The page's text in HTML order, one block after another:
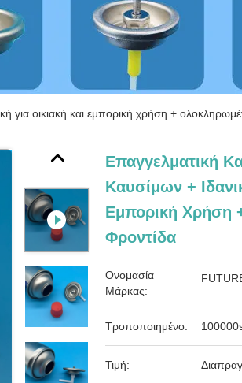
για οικιακή και εμπορική χρήση +
Επαγγελματική
Καυσίμων +
Εμπορική Χρήση
Φροντίδα
Ονομασία
Μάρκας:
Τροποποιημένο:
Τιμή: